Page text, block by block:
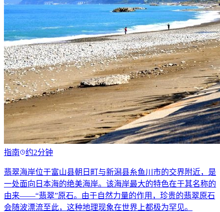
指南 约2分钟
翡翠海岸位于富山县朝日町与新潟县糸鱼川市的交界附近，是
一处面向日本海的绝美海岸。该海岸最大的特色在于其名称的
由来——“翡翠”原石。由于自然力量的作用，珍贵的翡翠原石
会随波漂流至此，这种地理现象在世界上都极为罕见。